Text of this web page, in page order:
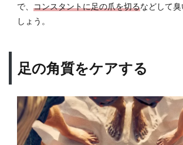
で、 コンスタントに足の爪を切るなどして
しょう。
足の角質をケアする